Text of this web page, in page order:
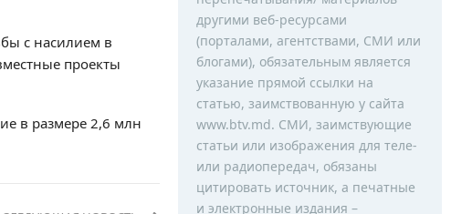
с насилием в
проекты
в размере 2,6 млн
другими веб-ресурсами
(порталами, агентствами, СМИ или
блогами), обязательным является
указание прямой ссылки на
статью, заимствованную у сайта
www.btv.md. СМИ, заимствующие
статьи или изображения для теле-
или радиопередач, обязаны
цитировать источник, а печатные
и электронные издания –